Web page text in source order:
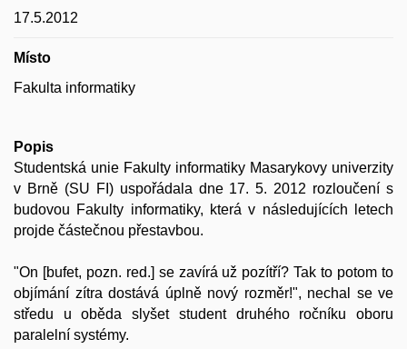
17.5.2012
Místo
Fakulta informatiky
Popis
Studentská unie Fakulty informatiky Masarykovy univerzity
v Brně (SU FI) uspořádala dne 17. 5. 2012 rozloučení s
budovou Fakulty informatiky, která v následujících letech
projde částečnou přestavbou.
"On [bufet, pozn. red.] se zavírá už pozítří? Tak to potom to
objímání zítra dostává úplně nový rozměr!", nechal se ve
středu u oběda slyšet student druhého ročníku oboru
paralelní systémy.